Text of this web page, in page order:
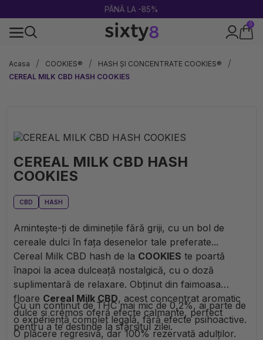
PÂNĂ LA -85%
0
Acasa
COOKIES®
HASH ȘI CONCENTRATE COOKIES®
CEREAL MILK CBD HASH COOKIES
CEREAL MILK CBD HASH
COOKIES
CBD HASH
Amintește-ți de diminețile fără griji, cu un bol de
cereale dulci în fața desenelor tale preferate...
Cereal Milk CBD hash de la COOKIES te poartă
înapoi la acea dulceață nostalgică, cu o doză
suplimentară de relaxare. Obținut din faimoasa
floare Cereal Milk CBD, acest concentrat aromatic
dulce și cremos oferă efecte calmante, perfect
pentru a te destinde la sfârșitul zilei.
Cu un conținut de THC mai mic de 0,2%, ai parte de
o experiență complet legală, fără efecte psihoactive.
O plăcere regresivă, dar 100% rezervată adulților.